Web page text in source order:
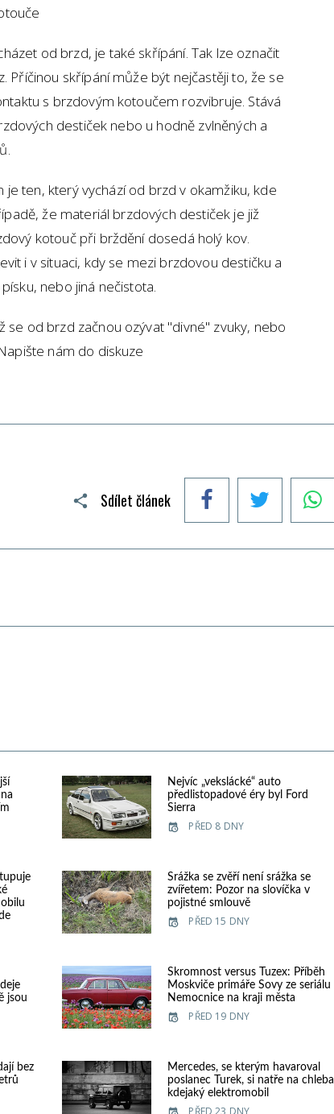
od brzd, je také skřípání. Tak lze označit
Příčinou skřípání může být nejčastěji to, že se
s brzdovým kotoučem rozvibruje. Stává
destiček nebo u hodně zvlněných a
je ten, který vychází od brzd v okamžiku, kde
že materiál brzdových destiček je již
kotouč při brždění dosedá holý kov.
i v situaci, kdy se mezi brzdovou destičku a
nebo jiná nečistota.
se od brzd začnou ozývat "divné" zvuky, nebo
nám do diskuze
Sdílet článek
Nejvíc „vekslácké“ auto
předlistopadové éry byl Ford
Sierra
PŘED 8 DNY
Srážka se zvěří není srážka se
zvířetem: Pozor na slovíčka v
pojistné smlouvě
PŘED 15 DNY
jsou
Skromnost versus Tuzex: Příběh
Moskviče primáře Sovy ze seriálu
Nemocnice na kraji města
PŘED 19 DNY
bez
Mercedes, se kterým havaroval
poslanec Turek, si natře na chleba
kdejaký elektromobil
PŘED 23 DNY